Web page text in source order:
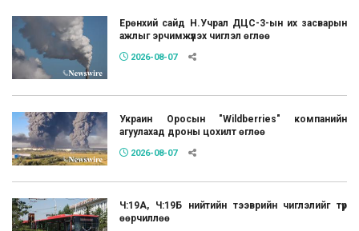
Ерөнхий сайд Н.Учрал ДЦС-3-ын их засварын
ажлыг эрчимжүүлэх чиглэл өглөө
2026-08-07
Украин Оросын "Wildberries" компанийн
агуулахад дроны цохилт өглөө
2026-08-07
Ч:19А, Ч:19Б нийтийн тээврийн чиглэлийг түр
өөрчиллөө